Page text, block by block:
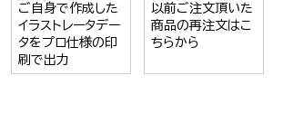
ご自身で作成した
イラストレータデー
タをプロ仕様の印
刷で出力
以前ご注文頂いた
商品の再注文はこ
ちらから